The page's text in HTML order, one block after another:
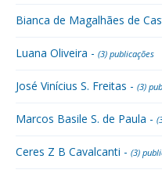
Bianca de Magalhães de
Luana Oliveira - (3) publicações
José Vinícius S. Freitas - (3)
Marcos Basile S. de Paula -
Ceres Z B Cavalcanti - (3)